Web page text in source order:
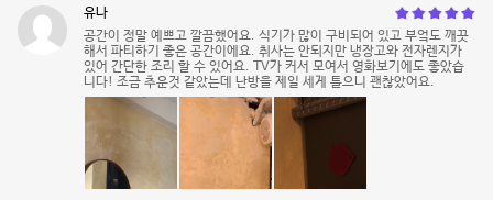
유나
공간이 정말 예쁘고 깔끔했어요. 식기가 많이 구비되어 있고 부엌도 깨끗
해서 파티하기 좋은 공간이에요. 취사는 안되지만 냉장고와 전자렌지가
있어 간단한 조리 할 수 있어요. TV가 커서 모여서 영화보기에도 좋았습
니다! 조금 추운것 같았는데 난방을 제일 세게 틀으니 괜찮았어요.